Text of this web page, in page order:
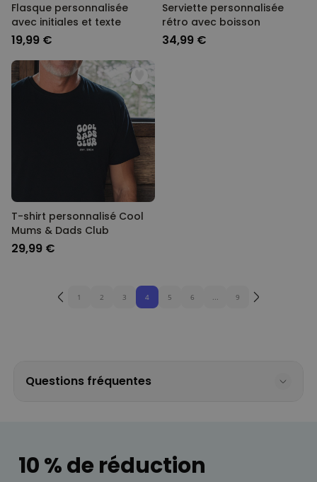
Flasque personnalisée
avec initiales et texte
19,99 €
Serviette personnalisée
rétro avec boisson
34,99 €
T-shirt personnalisé Cool
Mums & Dads Club
29,99 €
1 2 3 4 5 6 ... 9
Questions fréquentes
10 % de réduction